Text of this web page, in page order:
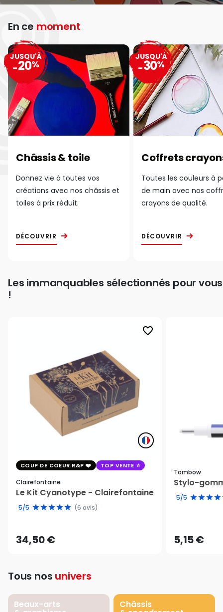
En ce moment
Châssis & toile
Donnez vie à toutes vos
créations avec nos châssis et
toiles à prix réduit.
DÉCOUVRIR
JUSQU'À
-20%
Coffrets
Toutes les couleurs à
de main avec nos
crayons de qualité.
DÉCOUVRIR
JUSQU'À
-30%
Les immanquables sélectionnés pour vous
!
favorite_border
COUP DE COEUR R&P TOP VENTE
Clairefontaine
Le Kit Cyanotype - Clairefontaine
5/5 (6 avis)
34,50 €
Tombow
Stylo-
5/5
5,15 €
Tous nos univers
Beaux-arts Châssis